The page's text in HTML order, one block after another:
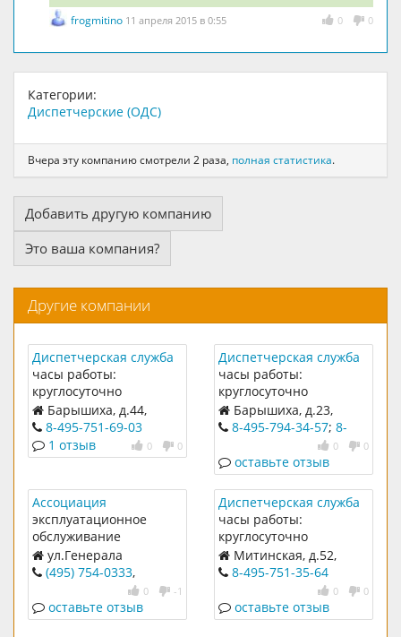
0 0
frogmitino 11 апреля 2015 в 0:55
Категории:
Диспетчерские (ОДС)
Вчера эту компанию смотрели 2 раза, полная статистика.
Добавить другую компанию
Это ваша компания?
Другие компании
Диспетчерская служба
№15
часы работы:
круглосуточно
Барышиха, д.44,
корп.1
8-495-751-69-03
0 0
1 отзыв
Диспетчерская служба
№94
часы работы:
круглосуточно
Барышиха, д.23,
корп.1
8-495-794-34-57; 8-
0 0
оставьте отзыв
Ассоциация
товариществ
собственников жилья
"Митинский
оазис.Эксплуатация
имущественных
комплеексов"
эксплуатационное
обслуживание
многоквартирных
домов, расположенных
в микрорайоне Митино
8а
ул.Генерала
Белобородова, дом 19,
(495) 754-0333,
(495)752-1331
0 -1
оставьте отзыв
Диспетчерская служба
№541
часы работы:
круглосуточно
Митинская, д.52,
корп.1
8-495-751-35-64
0 0
оставьте отзыв